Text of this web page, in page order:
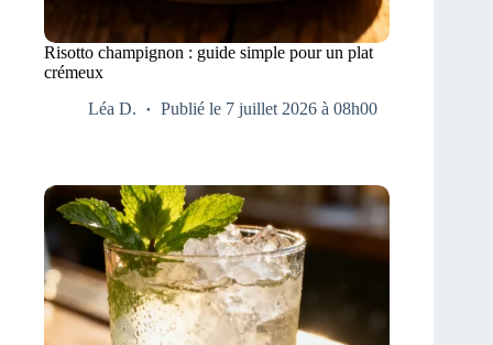
Risotto champignon : guide simple pour un plat
crémeux
Léa D.
Publié le 7 juillet 2026 à 08h00